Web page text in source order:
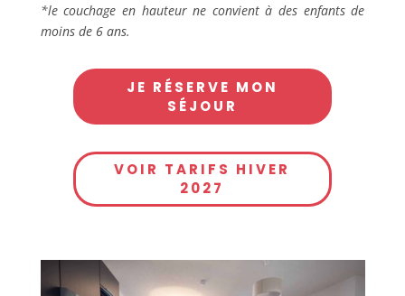
*le couchage en hauteur ne convient à des enfants de
moins de 6 ans.
JE RÉSERVE MON
SÉJOUR
VOIR TARIFS HIVER
2027